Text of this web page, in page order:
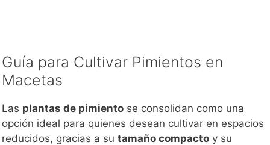
Guía para Cultivar Pimientos en
Macetas
Las plantas de pimiento se consolidan como una
opción ideal para quienes desean cultivar en espacios
reducidos, gracias a su tamaño compacto y su